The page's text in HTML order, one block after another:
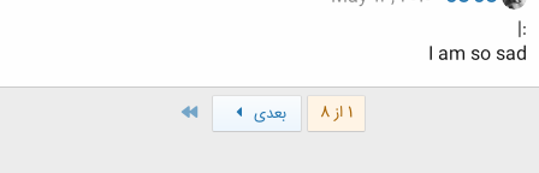
:|
I am so sad
1 از 8 بعدی